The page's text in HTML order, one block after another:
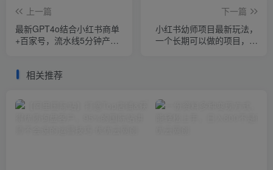
上一篇
最新GPT4o结合小红书商单
+百家号，流水线5分钟产出
下一篇
小红书幼师项目最新玩法，
一个长期可以做的项目，小
相关推荐